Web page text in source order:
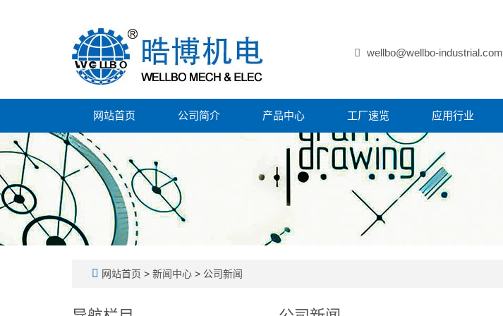
wellbo@wellbo-industrial.com
网站首页 公司简介 产品中心 工厂速览 应用行业
网站首页 > 新闻中心 > 公司新闻